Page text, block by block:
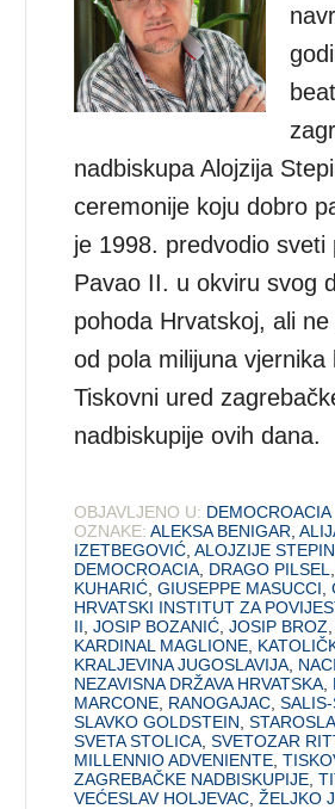
nadbiskupa Alojzija
ceremonije koju dobro
je 1998. predvodio sveti
Pavao II. u okviru svog
pohoda Hrvatskoj, ali
od pola milijuna vjernika
Tiskovni ured
nadbiskupije ovih dana.
OBJAVLJENO U: DEMOCROACIA
OZNAKE: ALEKSA BENIGAR ,
IZETBEGOVIĆ ,ALOJZIJE
DEMOCROACIA DRAGO PILSEL
KUHARIĆ ,GIUSEPPE MASUCCI ,
HRVATSKI INSTITUT ZA
II ,JOSIP BOZANIĆ ,JOSIP BROZ
KARDINAL MAGLIONE
KRALJEVINA JUGOSLAVIJA
NEZAVISNA DRŽAVA HRVATSKA
MARCONE RANOGAJAC ,
SLAVKO GOLDSTEIN ,
SVETA STOLICA ,SVETOZAR
MILLENNIO ADVENIENTE ,
ZAGREBAČKE NADBISKUPIJE ,
VEĆESLAV HOLJEVAC ,ŽELJKO